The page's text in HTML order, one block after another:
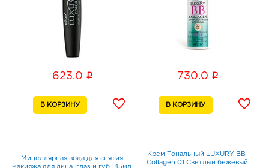
623.0 i 730.0 i
Мицеллярная вода для снятия
Крем Тональный LUXURY BB-
Collagen 01 Светлый бежевый